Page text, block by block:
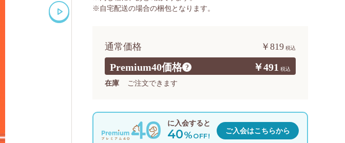
Premium40価格 ? ￥491
通常価格 ￥819
在庫 ご注文できます
※自宅配送の場合の梱包となります。
に入会すると
40%OFF!
ご入会はこちらから